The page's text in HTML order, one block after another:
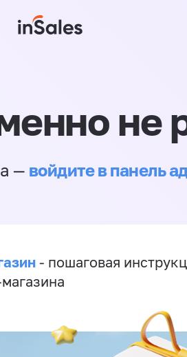
не
— войдите в панель
- пошаговая